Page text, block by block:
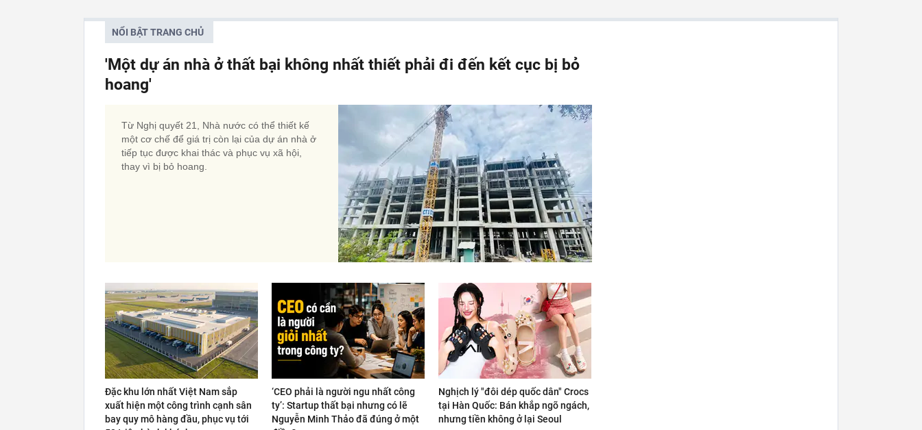
NỔI BẬT TRANG CHỦ
'Một dự án nhà ở thất bại không nhất thiết phải đi đến kết cục bị bỏ
hoang'
Từ Nghị quyết 21, Nhà nước có thể thiết kế
một cơ chế để giá trị còn lại của dự án nhà ở
tiếp tục được khai thác và phục vụ xã hội,
thay vì bị bỏ hoang.
Đặc khu lớn nhất Việt Nam sắp
xuất hiện một công trình cạnh sân
bay quy mô hàng đầu, phục vụ tới
‘CEO phải là người ngu nhất công
ty’: Startup thất bại nhưng có lẽ
Nguyễn Minh Thảo đã đúng ở một
Nghịch lý "đôi dép quốc dân" Crocs
tại Hàn Quốc: Bán khắp ngõ ngách,
nhưng tiền không ở lại Seoul